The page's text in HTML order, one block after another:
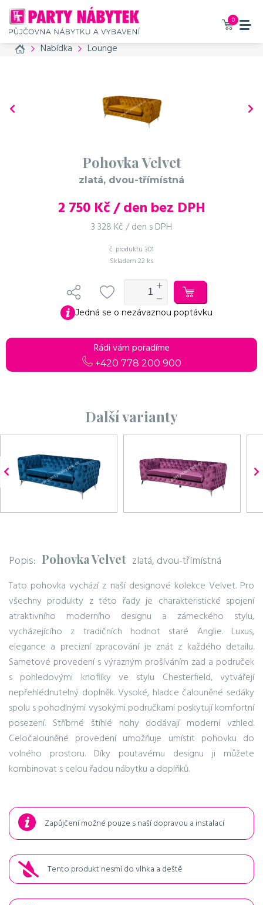
0
Home Nabídka Lounge
Pohovka Velvet
zlatá, dvou-třímístná
2 750Kč / den bez DPH
3 328 Kč / den s DPH
č. produktu 301
Skladem 22 ks
Jedná se o nezávaznou poptávku
Rádi vám poradíme
+420 778 200 900
Další varianty
Popis: Pohovka Velvet zlatá, dvou-třímístná
Tato pohovka vychází z naší designové kolekce Velvet. Pro
všechny produkty z této řady je charakteristické spojení
atraktivního moderního designu a zámeckého stylu,
vycházejícího z tradičních hodnot staré Anglie. Luxus,
elegance a precizní zpracování je znát z každého detailu.
Sametové provedení s výrazným prošíváním zad a područek
s pohledovými knoflíky ve stylu Chesterfield, vytvářejí
nepřehlédnutelný doplněk. Vysoké, hladce čalouněné sedáky
spolu s pohodlnými vysokými područkami poskytují komfortní
posezení. Stříbrné štíhlé nohy dodávají moderní vzhled.
Celočalouněné provedení umožňuje umístit pohovku do
volného prostoru. Díky poutavému designu ji můžete
kombinovat s celou řadou nábytku a doplňků.
Zapůjčení možné pouze s naší dopravou a instalací
Tento produkt nesmí do vlhka a deště